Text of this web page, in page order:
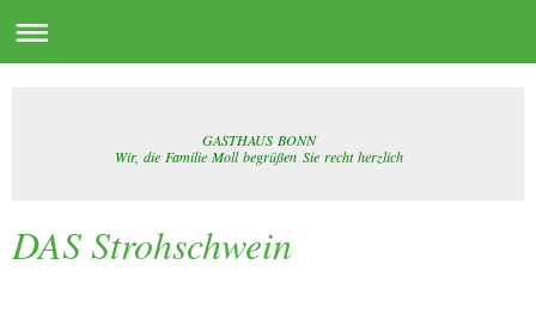
GASTHAUS BONN
Wir, die Familie Moll begrüßen Sie recht herzlich
DAS Strohschwein